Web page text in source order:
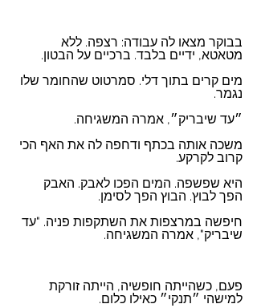
בבוקר מצאו לה עבודה: רצפה. ללא
מטאטא, ידיים בלבד. ברכיים על הבטון.
מים קרים בתוך דלי. סמרטוט שהחומר שלו
נגמר.
״עד שיבריק״, אמרה המשגיחה.
משכה אותה בכתף ודחפה לה את האף הכי
קרוב לקרקע.
היא שפשפה. המים הפכו לאבק. האבק
הפך לבוץ. הבוץ הפך לסימן.
חיפשה במרצפות את השתקפות פניה. "עד
שיבריק", אמרה המשגיחה.
פעם, כשהייתה חופשיה, הייתה זורקת
למישהי ״תנקי״ כאילו כלום.